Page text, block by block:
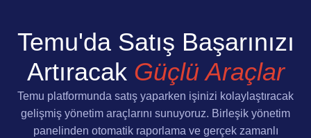
Temu'da Satış Başarınızı
Artıracak Güçlü Araçlar
Temu platformunda satış yaparken işinizi kolaylaştıracak
gelişmiş yönetim araçlarını sunuyoruz. Birleşik yönetim
panelinden otomatik raporlama ve gerçek zamanlı